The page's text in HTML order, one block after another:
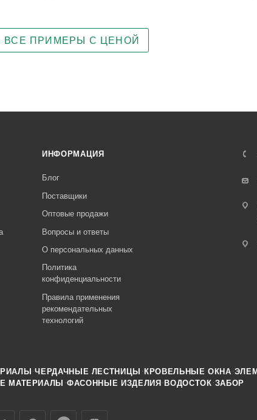
ВСЕ ПРИМЕРЫ С ЦЕНОЙ
ИНФОРМАЦИЯ
Блог
Поставщики
Оптовые продажи
Вопросы и ответы
О персональных данных
Политика
конфиденциальности
Правила применения
рекомендательных
технологий
·ЧЕРДАЧНЫЕ ЛЕСТНИЦЫ ·КРОВЕЛЬНЫЕ ОКНА ·
МАТЕРИАЛЫ ·ФАСОННЫЕ ИЗДЕЛИЯ·ВОДОСТОК ·ЗАБОР